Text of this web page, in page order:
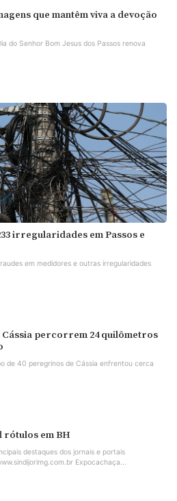
que mantêm viva a devoção
do Senhor Bom Jesus dos Passos renova
irregularidades em Passos e
em medidores e outras irregularidades
percorrem 24 quilômetros
de 40 peregrinos de Cássia enfrentou cerca
rótulos em BH
destaques dos jornais e portais
Expocachaça...